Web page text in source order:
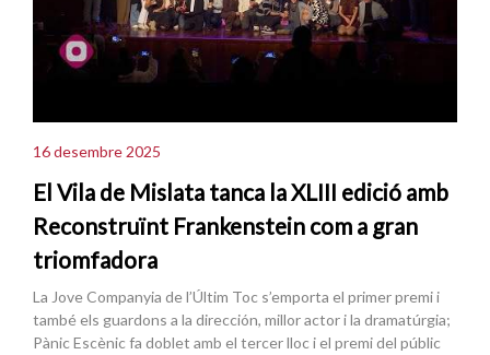
16 desembre 2025
El Vila de Mislata tanca la XLIII edició amb
Reconstruïnt Frankenstein com a gran
triomfadora
La Jove Companyia de l’Últim Toc s’emporta el primer premi i
també els guardons a la dirección, millor actor i la dramatúrgia;
Pànic Escènic fa doblet amb el tercer lloc i el premi del públic